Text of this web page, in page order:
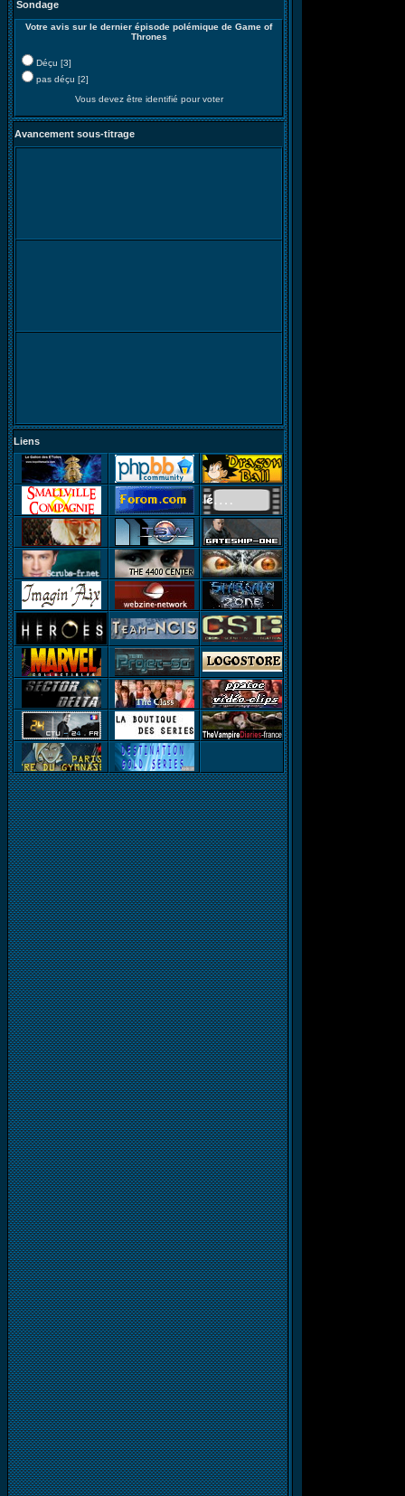
Sondage
Votre avis sur le dernier épisode polémique de Game of
Thrones
Déçu [3]
pas déçu [2]
Vous devez être identifié pour voter
Avancement sous-titrage
Liens